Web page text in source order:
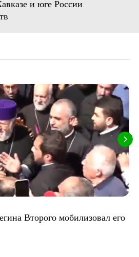
и юге России
Второго мобилизовал его